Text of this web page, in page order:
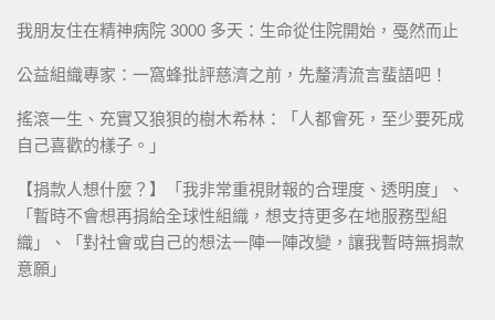
我朋友住在精神病院 3000 多天：生命從住院開始，戞然而止
公益組織專家：一窩蜂批評慈濟之前，先釐清流言蜚語吧！
搖滾一生、充實又狼狽的樹木希林：「人都會死，至少要死成
自己喜歡的樣子。」
【捐款人想什麼？】「我非常重視財報的合理度、透明度」、
「暫時不會想再捐給全球性組織，想支持更多在地服務型組
織」、「對社會或自己的想法一陣一陣改變，讓我暫時無捐款
意願」